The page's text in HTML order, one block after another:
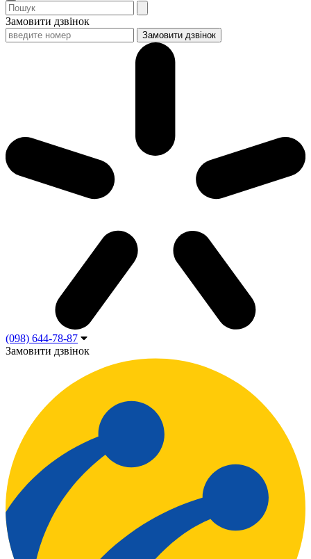
Замовити дзвінок
(098) 644-78-87
Замовити дзвінок